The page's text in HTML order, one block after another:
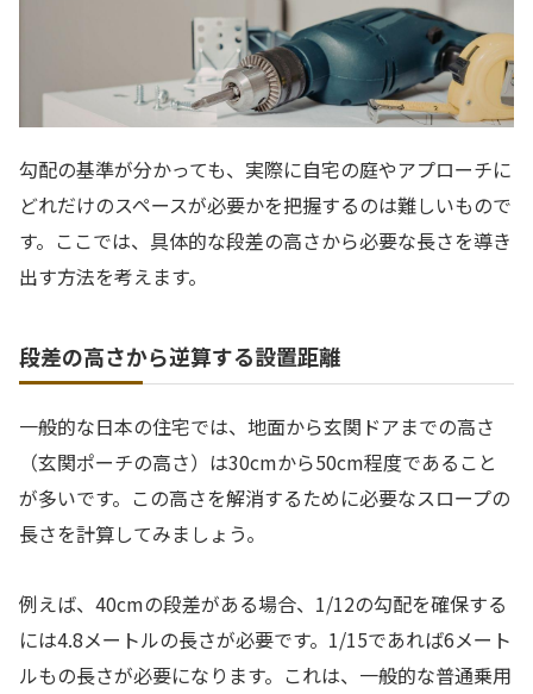
勾配の基準が分かっても、実際に自宅の庭やアプローチに
どれだけのスペースが必要かを把握するのは難しいもので
す。ここでは、具体的な段差の高さから必要な長さを導き
出す方法を考えます。
段差の高さから逆算する設置距離
一般的な日本の住宅では、地面から玄関ドアまでの高さ
（玄関ポーチの高さ）は30cmから50cm程度であること
が多いです。この高さを解消するために必要なスロープの
長さを計算してみましょう。
例えば、40cmの段差がある場合、1/12の勾配を確保する
には4.8メートルの長さが必要です。1/15であれば6メート
ルもの長さが必要になります。これは、一般的な普通乗用